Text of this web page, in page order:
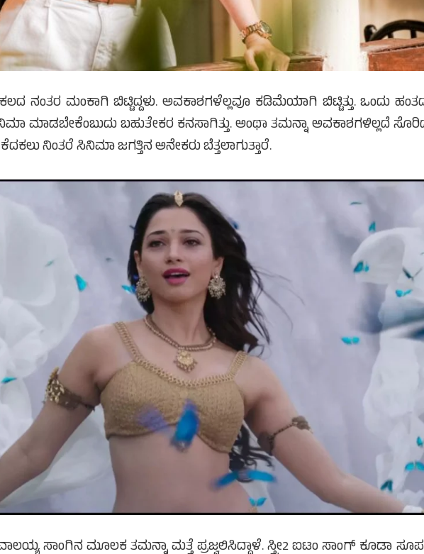
ನಂತರ ಮಂಕಾಗಿ ಬಿಟ್ಟಿದ್ದಳು. ಅವಕಾಶಗಳೆಲ್ಲವೂ ಕಡಿಮೆಯಾಗಿ ಬಿಟ್ಟಿತ್ತು. ಒಂದು
ಬಹುತೇಕರ ಕನಸಾಗಿತ್ತು. ಅಂಥಾ ತಮನ್ನಾ ಅವಕಾಶಗಳಿಲ್ಲದೆ
ನಿಂತರೆ ಸಿನಿಮಾ ಜಗತ್ತಿನ ಅನೇಕರು ಬೆತ್ತಲಾಗುತ್ತಾರೆ.
ಸಾಂಗಿನ ಮೂಲಕ ತಮನ್ನಾ ಮತ್ತೆ ಪ್ರಜ್ವಲಿಸಿದ್ದಾಳೆ. ಸ್ತ್ರೀ2 ಐಟಂ ಸಾಂಗ್ ಕೂಡಾ